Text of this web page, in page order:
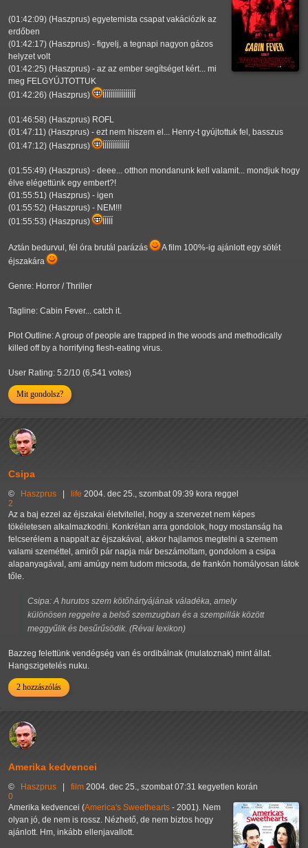
(01:42:09) (Haszprus) egyetemista csapat vakációzik az
erdőben
(01:42:17) (Haszprus) - figyelj, a tegnapi nagyon gázos
helyzet volt
(01:42:25) (Haszprus) - az az ember segítséget kért... mi
meg FELGYÚJTOTTUK
(01:42:26) (Haszprus)
ÍÍÍÍÍÍÍÍÍÍÍÍÍÍÍÍ
(01:46:58) (Haszprus) ROFL
(01:47:11) (Haszprus) - ezt nem hiszem el... Henry-t gyújtottuk fel, basszus
(01:47:12) (Haszprus)
ÍÍÍÍÍÍÍÍÍÍÍÍÍ
(01:55:49) (Haszprus) - deee... otthon mondanunk kell valamit... mondjuk hogy
élve elégettünk egy embert?!
(01:55:51) (Haszprus) - igen
(01:55:52) (Haszprus) - NEM!!!
(01:55:53) (Haszprus)
ÍÍÍÍÍ
Aztán bedurvul, fél óra brutál parázás
A film 100%-ig ajánlott egy sötét
éjszakára
Genre: Horror / Thriller
Tagline: Cabin Fever... catch it.
Plot Outline: A group of people are trapped in the woods and methodically
killed off by a horrifying flesh-eating virus.
User Rating: 5.2/10 (6,541 votes)
Mit gondolsz?
Csipa
© Haszprus | life 2004. dec 25., szombat 09:39 kora reggel
2
Az a baj ezzel az éjszakai életvitellel, hogy a szervezet nem képes
tökéletesen alkalmazkodni. Konkrétan arra gondolok, hogy mostanság ha
felcserélem a nappalt az éjszakával, akkor hajlamos megtelni a szemem
valami szeméttel, amiről pár napja már beszámoltam, gondolom a csipa
alapanyagával, ami amúgy nem tudom micsoda, de frankón homályosan látok
tőle.
Csipa: A hurutos szem kötőhártyájának váladéka, amely
különösen reggelre a belső szemzugban és a szempillák között
meggyűlik és besűrűsödik. (Révai lexikon)
Bazzeg felettünk vendégség van és ordibálnak (mulatoznak) mint állat.
Hangszigetelés nuku.
2 hozzászólás
Amerika kedvencei
© Haszprus film 2004. dec 25., szombat 07:31 kegyetlen korán
0
Amerika kedvencei (America's Sweethearts - 2001). Nem
olyan jó, de nem is rossz. Nézhető, de nem biztos hogy
ajánlott. Hm, inkább ellenjavallott.